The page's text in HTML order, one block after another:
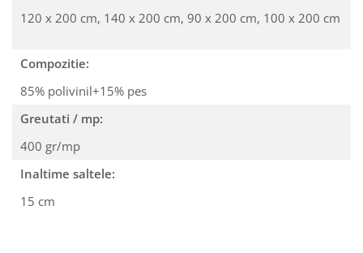
120 x 200 cm, 140 x 200 cm, 90 x 200 cm, 100 x 200 cm
Compozitie:
85% polivinil+15% pes
Greutati / mp:
400 gr/mp
Inaltime saltele:
15 cm